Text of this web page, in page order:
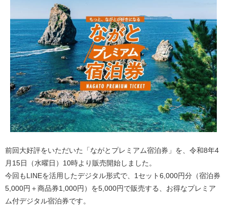
前回大好評をいただいた「ながとプレミアム宿泊券」を、令和8年4
月15日（水曜日）10時より販売開始しました。
今回もLINEを活用したデジタル形式で、1セット6,000円分（宿泊券​
5,000円＋商品券1,000円）を5,000円で販売する、お得なプレミア
ム付デジタル宿泊券です。